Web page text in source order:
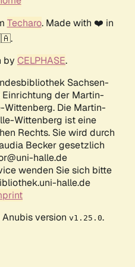
Techaro. Made with ❤️ in
by CELPHASE.
Sachsen-
der Martin-
Die Martin-
Wittenberg ist eine
Rechts. Sie wird durch
Becker gesetzlich
halle.de
wenden Sie sich bitte
halle.de
version v1.25.0.